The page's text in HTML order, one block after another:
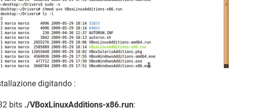
digitando :
bits ./VBoxLinuxAdditions-x86.run: